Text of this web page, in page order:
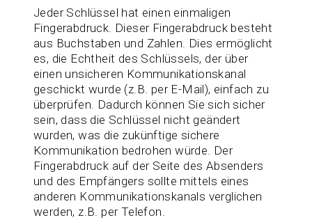
Jeder Schlüssel hat einen einmaligen
Fingerabdruck. Dieser Fingerabdruck besteht
aus Buchstaben und Zahlen. Dies ermöglicht
es, die Echtheit des Schlüssels, der über
einen unsicheren Kommunikationskanal
geschickt wurde (z.B. per E-Mail), einfach zu
überprüfen. Dadurch können Sie sich sicher
sein, dass die Schlüssel nicht geändert
wurden, was die zukünftige sichere
Kommunikation bedrohen würde. Der
Fingerabdruck auf der Seite des Absenders
und des Empfängers sollte mittels eines
anderen Kommunikationskanals verglichen
werden, z.B. per Telefon.